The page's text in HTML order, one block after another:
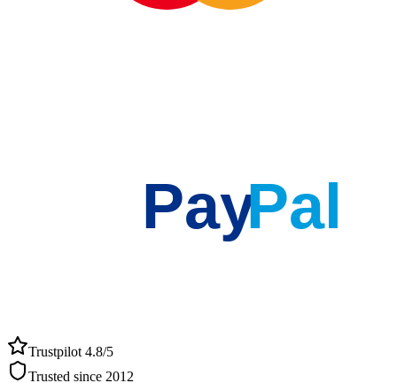
PayPal
Trustpilot 4.8/5
Trusted since 2012